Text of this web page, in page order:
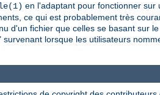
en l'adaptant pour fonctionner sur
ce qui est probablement très
d'un fichier que celles se basant sur
lorsque les utilisateurs